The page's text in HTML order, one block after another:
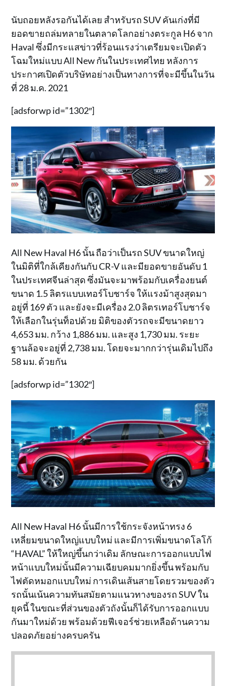
นับถอยหลังรอกันได้เลย สำหรับรถ SUV คันเก่งที่มี
ยอดขายถล่มทลายในตลาดโลกอย่างตระกูล H6 จาก
Haval ซึ่งมีกระแสข่าวที่ร้อนแรงว่าเตรียมจะเปิดตัว
โฉมใหม่แบบ All New กันในประเทศไทย หลังการ
ประกาศเปิดตัวบริษัทอย่างเป็นทางการที่จะมีขึ้นในวัน
ที่ 28 ม.ค. 2021
[adsforwp id=”1302″]
All New Haval H6 นั้น ถือว่าเป็นรถ SUV ขนาดใหญ่
ในมิติที่ใกล้เคียงกันกับ CR-V และมียอดขายอันดับ 1
ในประเทศจีนล่าสุด ซึ่งมันจะมาพร้อมกับเครื่องยนต์
ขนาด 1.5 ลิตรแบบเทอร์โบชาร์จ ให้แรงม้าสูงสุดมา
อยู่ที่ 169 ตัว และยังจะมีเครื่อง 2.0 ลิตรเทอร์โบชาร์จ
ให้เลือกในรุ่นท็อปด้วย มิติของตัวรถจะมีขนาดยาว
4,653 มม. กว้าง 1,886 มม. และสูง 1,730 มม. ระยะ
ฐานล้อจะอยู่ที่ 2,738 มม. โดยจะมากกว่ารุ่นเดิมไปถึง
58 มม. ด้วยกัน
[adsforwp id=”1302″]
All New Haval H6 นั้นมีการใช้กระจังหน้าทรง 6
เหลี่ยมขนาดใหญ่แบบใหม่ และมีการเพิ่มขนาดโลโก้
“HAVAL” ให้ใหญ่ขึ้นกว่าเดิม ลักษณะการออกแบบไฟ
หน้าแบบใหม่นั้นมีความเฉียบคมมากยิ่งขึ้น พร้อมกับ
ไฟตัดหมอกแบบใหม่ การเดินเส้นสายโดยรวมของตัว
รถนั้นเน้นความทันสมัยตามแนวทางของรถ SUV ใน
ยุคนี้ ในขณะที่ส่วนของตัวถังนั้นก็ได้รับการออกแบบ
กันมาใหม่ด้วย พร้อมด้วยฟีเจอร์ช่วยเหลือด้านความ
ปลอดภัยอย่างครบครัน